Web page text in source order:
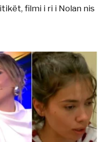
filmi i ri i Nolan nis